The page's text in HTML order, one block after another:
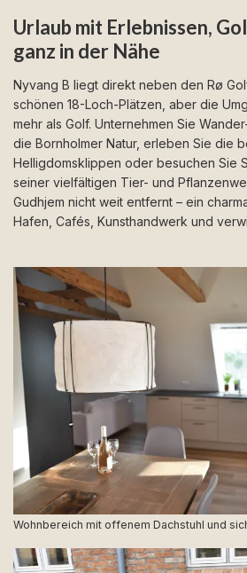
Urlaub mit Erlebnissen,
ganz in der Nähe
Nyvang B liegt direkt neben den Rø
schönen 18-Loch-Plätzen, aber die
mehr als Golf. Unternehmen Sie
die Bornholmer Natur, erleben Sie die
Helligdomsklippen oder besuchen Sie
seiner vielfältigen Tier- und
Gudhjem nicht weit entfernt – ein
Hafen, Cafés, Kunsthandwerk und
Wohnbereich mit offenem Dachstuhl und